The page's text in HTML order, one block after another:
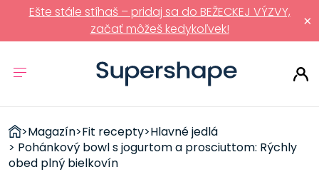
×
Ešte stále stíhaš – pridaj sa do BEŽECKEJ VÝZVY,
začať môžeš kedykoľvek!
ZDRAVÉ
RÝCHLOVKY
>Magazín>Fit recepty>Hlavné jedlá
> Pohánkový bowl s jogurtom a prosciuttom: Rýchly
obed plný bielkovín